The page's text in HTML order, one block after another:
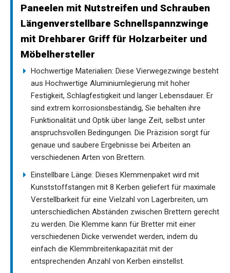
Paneelen mit Nutstreifen und Schrauben
Längenverstellbare Schnellspannzwinge
mit Drehbarer Griff für Holzarbeiter und
Möbelhersteller
Hochwertige Materialien: Diese Vierwegezwinge besteht
aus Hochwertige Aluminiumlegierung mit hoher
Festigkeit, Schlagfestigkeit und langer Lebensdauer. Er
sind extrem korrosionsbeständig, Sie behalten ihre
Funktionalität und Optik über lange Zeit, selbst unter
anspruchsvollen Bedingungen. Die Präzision sorgt für
genaue und saubere Ergebnisse bei Arbeiten an
verschiedenen Arten von Brettern.
Einstellbare Länge: Dieses Klemmenpaket wird mit
Kunststoffstangen mit 8 Kerben geliefert für maximale
Verstellbarkeit für eine Vielzahl von Lagerbreiten, um
unterschiedlichen Abständen zwischen Brettern gerecht
zu werden. Die Klemme kann für Bretter mit einer
verschiedenen Dicke verwendet werden, indem du
einfach die Klemmbreitenkapazität mit der
entsprechenden Anzahl von Kerben einstellst.